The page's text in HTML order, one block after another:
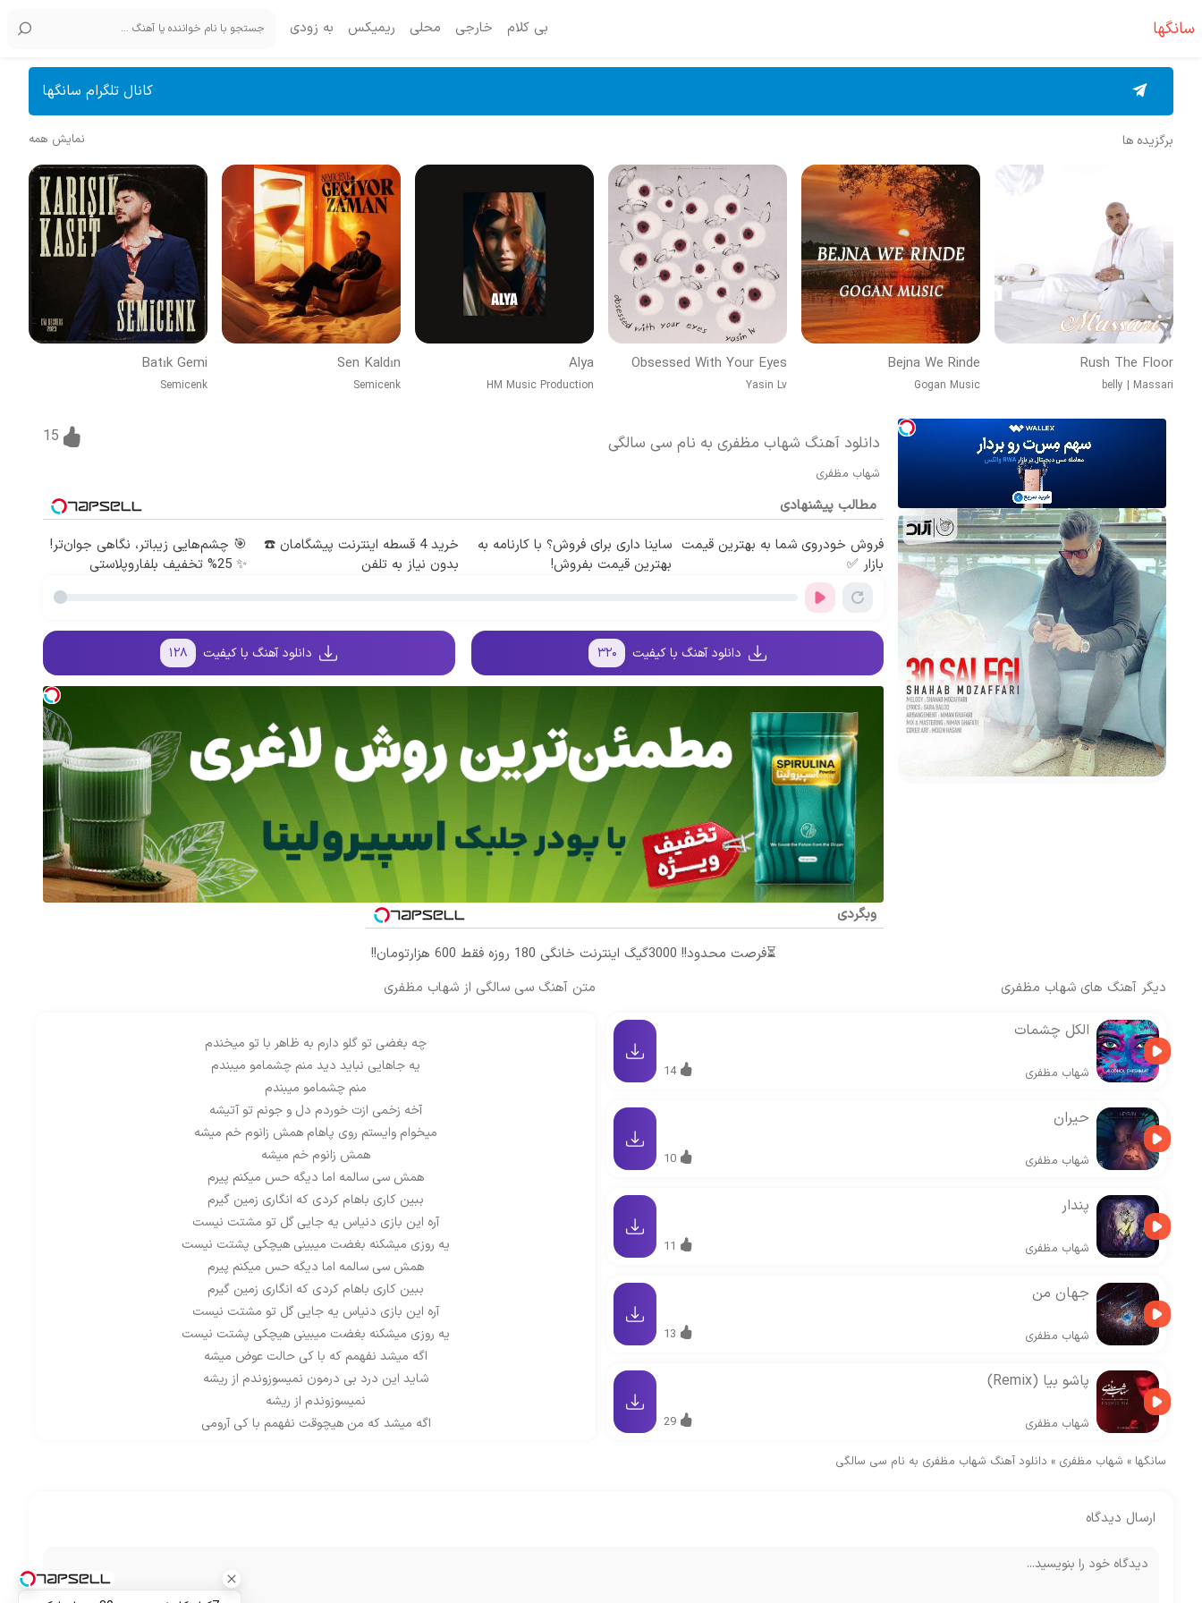
سانگها بی کلام خارجی محلی ریمیکس به زودی
کانال تلگرام سانگها
برگزیده ها نمایش همه
Rush The Floor
belly | Massari
Bejna We Rinde
Gogan Music
Obsessed With Your Eyes
Yasin Lv
Alya
HM Music Production
Sen Kaldın
Semicenk
Batık Gemi
Semicenk
دانلود آهنگ شهاب مظفری به نام سی سالگی
شهاب مظفری
15
مطالب پیشنهادی
فروش خودروی شما به بهترین قیمت
بازار ✅
ساینا داری برای فروش؟ با کارنامه به
بهترین قیمت بفروش!
خرید 4 قسطه اینترنت پیشگامان ☎️
بدون نیاز به تلفن
🎯 چشم‌هایی زیباتر، نگاهی جوان‌تر!
✨ 25% تخفیف بلفاروپلاستی
دانلود آهنگ با کیفیت ۳۲۰ دانلود آهنگ با کیفیت ۱۲۸
وبگردی
⏳فرصت محدود!! 3000گیگ اینترنت خانگی 180 روزه فقط 600 هزارتومان!!
متن آهنگ سی سالگی از شهاب مظفری
چه بغضی تو گلو دارم به ظاهر با تو میخندم
یه جاهایی نباید دید منم چشمامو میبندم
منم چشمامو میبندم
آخه زخمی ازت خوردم دل و جونم تو آتیشه
میخوام وایستم روی پاهام همش زانوم خم میشه
همش زانوم خم میشه
همش سی سالمه اما دیگه حس میکنم پیرم
ببین کاری باهام کردی که انگاری زمین گیرم
آره این بازی دنیاس یه جایی گل تو مشتت نیست
یه روزی میشکنه بغضت میبینی هیچکی پشتت نیست
همش سی سالمه اما دیگه حس میکنم پیرم
ببین کاری باهام کردی که انگاری زمین گیرم
آره این بازی دنیاس یه جایی گل تو مشتت نیست
یه روزی میشکنه بغضت میبینی هیچکی پشتت نیست
اگه میشد نفهمم که با کی حالت عوض میشه
شاید این درد بی درمون نمیسوزوندم از ریشه
نمیسوزوندم از ریشه
اگه میشد که من هیچوقت نفهمم با کی آرومی
ببین کاری باهام کردی که انگاری زمین گیرم
دیگر آهنگ های شهاب مظفری
الکل چشمات
شهاب مظفری 14
حیران
شهاب مظفری 10
پندار
شهاب مظفری 11
جهان من
شهاب مظفری 13
پاشو بیا (Remix)
شهاب مظفری 29
سانگها » شهاب مظفری » دانلود آهنگ شهاب مظفری به نام سی سالگی
ارسال دیدگاه